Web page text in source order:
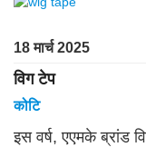
18 मार्च 2025
विग टेप
कोटि
इस वर्ष, एएमके ब्रांड